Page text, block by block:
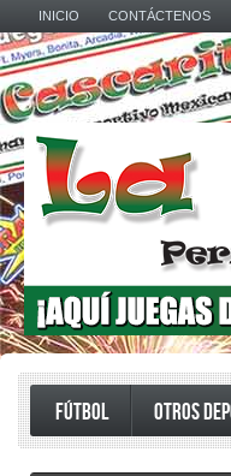
INICIO CONTÁCTENOS
FÚTBOL OTROS